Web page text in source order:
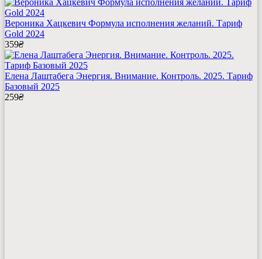
Вероника Хацкевич Формула исполнения желаний. Тариф
Gold 2024
359₴
Елена Лаштабега Энергия. Внимание. Контроль. 2025. Тариф
Базовый 2025
259₴